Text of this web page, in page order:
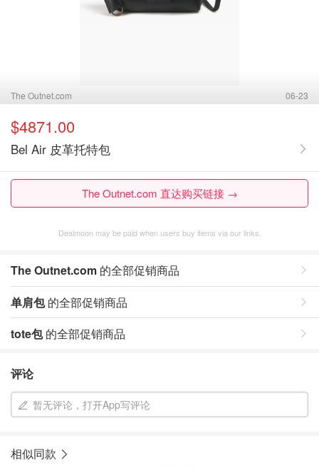
The Outnet.com 06-23
$4871.00
Bel Air 皮革托特包
The Outnet.com 直达购买链接 →
Dealmoon may be paid when users buy items via our links.
The Outnet.com 的全部促销商品
单肩包的全部促销商品
tote包的全部促销商品
评论
暂无评论，打开App写评论
相似同款